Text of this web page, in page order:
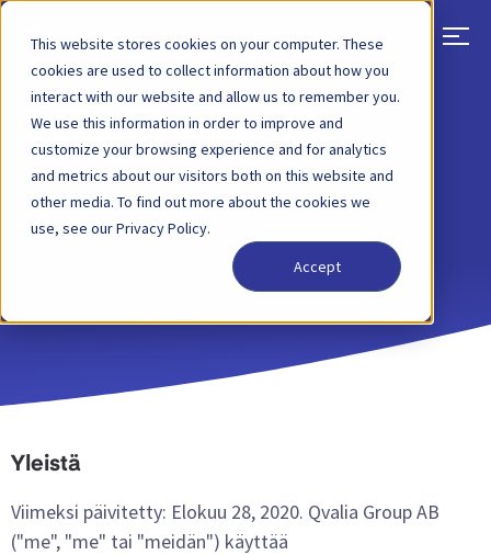
This website stores cookies on your computer. These
cookies are used to collect information about how you
interact with our website and allow us to remember you.
We use this information in order to improve and
customize your browsing experience and for analytics
and metrics about our visitors both on this website and
other media. To find out more about the cookies we
use, see our Privacy Policy.
Accept
Evästekäytäntö
Yleistä
Viimeksi päivitetty: Elokuu 28, 2020. Qvalia Group AB
("me", "me" tai "meidän") käyttää